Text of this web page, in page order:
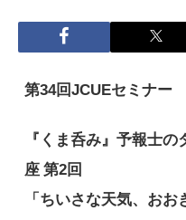
第34回JCUEセミナー
『くま呑み』予報士
座 第2回
「ちいさな天気、おお